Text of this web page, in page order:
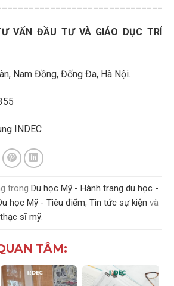
VẤN ĐẦU TƯ VÀ GIÁO DỤC TRÍ
Nam Đồng, Đống Đa, Hà Nội.
INDEC
trong Du học Mỹ - Hành trang du học -
học Mỹ - Tiêu điểm, Tin tức sự kiện và
sĩ mỹ.
TÂM: